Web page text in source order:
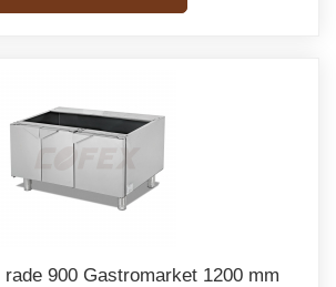
900 Gastromarket 1200 mm